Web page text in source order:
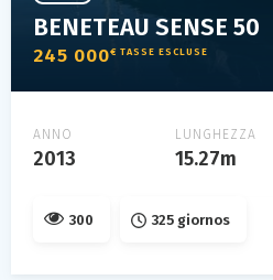
BENETEAU SENSE 50
245 000€ TASSE ESCLUSE
ANNO
2013
LUNGHEZZA
15.27m
300 325 giornos